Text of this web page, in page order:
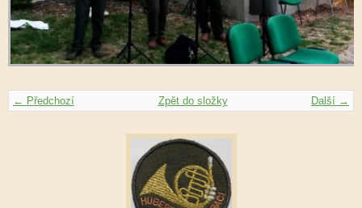
← Předchozí Další →
Zpět do složky